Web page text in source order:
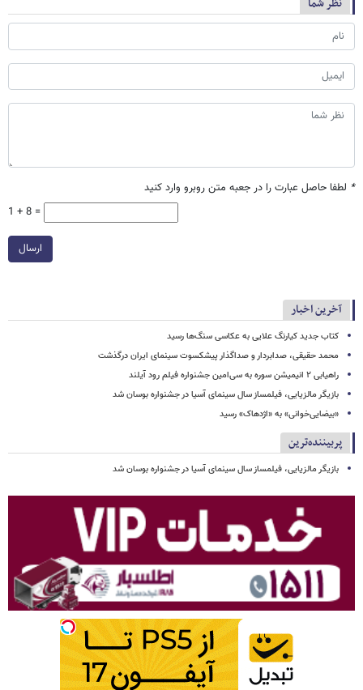
نظر شما
* لطفا حاصل عبارت را در جعبه متن روبرو وارد کنید
1 + 8 =
ارسال
آخرین اخبار
کتاب جدید کیارنگ علایی به عکاسی سنگ‌ها رسید
محمد حقیقی، صدابردار و صداگذار پیشکسوت سینمای ایران درگذشت
راهیابی ۲ انیمیشن سوره به سی‌امین جشنواره فیلم رود آیلند
بازیگر مالزیایی، فیلمساز سال سینمای آسیا در جشنواره بوسان شد
«بیضایی‌خوانی» به «اژدهاک» رسید
پربیننده‌ترین
بازیگر مالزیایی، فیلمساز سال سینمای آسیا در جشنواره بوسان شد